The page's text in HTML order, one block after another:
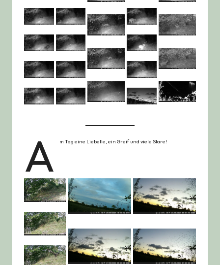
A m Tag eine Liebelle, ein Greif und viele Stare!